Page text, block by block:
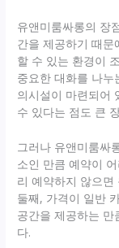
유앤미룸싸롱의 장
간을 제공하기 때
할 수 있는 환경이
중요한 대화를 나누
의시설이 마련되어
수 있다는 점도 큰
그러나 유앤미룸싸
소인 만큼 예약이
리 예약하지 않으면
둘째, 가격이 일반
공간을 제공하는 만
다.